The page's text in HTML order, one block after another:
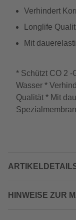
Verhindert
Longlife
Mit
* Schützt CO 2 -
Wasser *
Qualität * Mit
Spezialmembran
HINWEISE ZUR